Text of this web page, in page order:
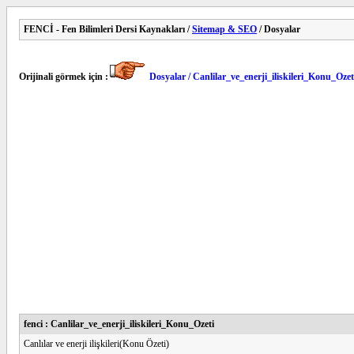
FENCİ - Fen Bilimleri Dersi Kaynakları /Sitemap & SEO / Dosyalar
Orijinali görmek için : Dosyalar /
fenci : Canlilar_ve_enerji_iliskileri_Konu_Ozeti
Canlılar ve enerji ilişkileri(Konu Özeti)